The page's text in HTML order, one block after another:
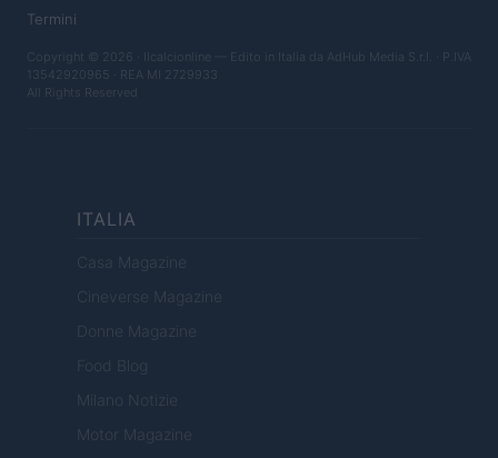
Termini
Copyright © 2026 · Ilcalcionline — Edito in Italia da AdHub Media S.r.l. · P.IVA
13542920965 · REA MI 2729933
All Rights Reserved
ITALIA
Casa Magazine
Cineverse Magazine
Donne Magazine
Food Blog
Milano Notizie
Motor Magazine